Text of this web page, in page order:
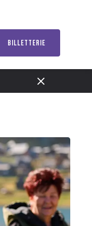
BILLETTERIE